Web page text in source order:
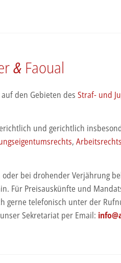
& Faoual
den Gebieten desStraf- und
und gerichtlich
,Arbeitsrechts
bei drohender Verjährung
Für Preisauskünfte und
gerne telefonisch unter der
Sekretariat per Email: